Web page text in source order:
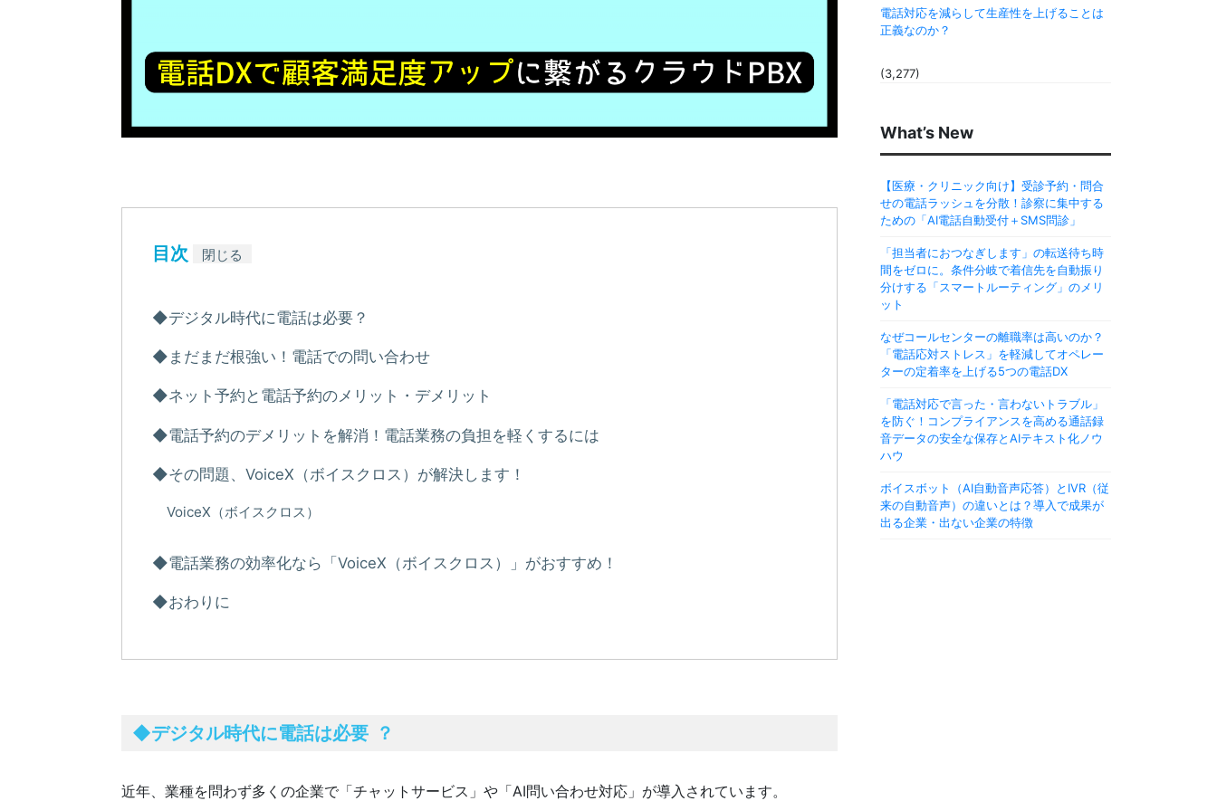
目次 閉じる
◆デジタル時代に電話は必要？
◆まだまだ根強い！電話での問い合わせ
◆ネット予約と電話予約のメリット・デメリット
◆電話予約のデメリットを解消！電話業務の負担を軽くするには
◆その問題、VoiceX（ボイスクロス）が解決します！
VoiceX（ボイスクロス）
◆電話業務の効率化なら「VoiceX（ボイスクロス）」がおすすめ！
◆おわりに
◆デジタル時代に電話は必要 ？
近年、業種を問わず多くの企業で「チャットサービス」や「AI問い合わせ対応」が導入されています。
電話対応を減らして生産性を上げることは
正義なのか？
(3,277)
What’s New
【医療・クリニック向け】受診予約・問合
せの電話ラッシュを分散！診察に集中する
ための「AI電話自動受付＋SMS問診」
「担当者におつなぎします」の転送待ち時
間をゼロに。条件分岐で着信先を自動振り
分けする「スマートルーティング」のメリ
ット
なぜコールセンターの離職率は高いのか？
「電話応対ストレス」を軽減してオペレー
ターの定着率を上げる5つの電話DX
「電話対応で言った・言わないトラブル」
を防ぐ！コンプライアンスを高める通話録
音データの安全な保存とAIテキスト化ノウ
ハウ
ボイスボット（AI自動音声応答）とIVR（従
来の自動音声）の違いとは？導入で成果が
出る企業・出ない企業の特徴